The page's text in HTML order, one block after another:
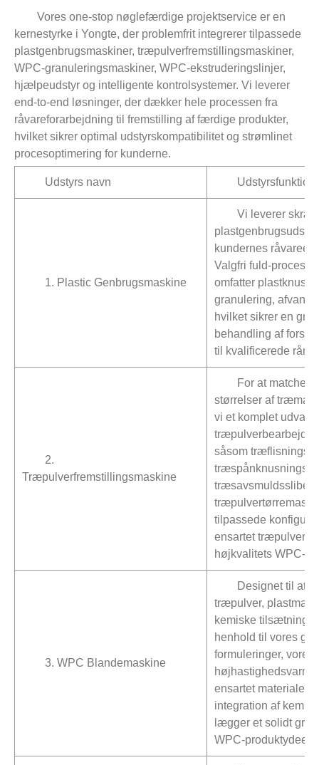
Vores one-stop nøglefærdige projektservice er en
kernestyrke i Yongte, der problemfrit integrerer tilpassede
plastgenbrugsmaskiner, træpulverfremstillingsmaskiner,
WPC-granuleringsmaskiner, WPC-ekstruderingslinjer,
hjælpeudstyr og intelligente kontrolsystemer. Vi leverer
end-to-end løsninger, der dækker hele processen fra
råvareforarbejdning til fremstilling af færdige produkter,
hvilket sikrer optimal udstyrskompatibilitet og strømlinet
procesoptimering for kunderne.
Udstyrs navn Udstyrsfunktion
1. Plastic Genbrugsmaskine
Vi leverer
kundernes
Valgfri fuld-proces-
omfatter
granulering,
hvilket sikrer en
behandling af
til kvalificerede
2.
Træpulverfremstillingsmaskine
For at matche
størrelser af
vi et komplet udvalg
såsom
tilpassede
ensartet
højkvalitets WPC-
3. WPC Blandemaskine
Designet til at
træpulver,
kemiske
henhold til vores
formuleringer, vores
ensartet
integration af
lægger et solidt
WPC-